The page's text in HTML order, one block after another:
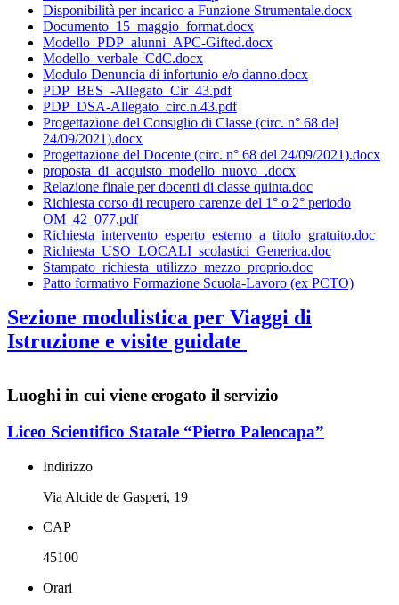
Disponibilità per incarico a Funzione Strumentale.docx
Documento_15_maggio_format.docx
Modello_PDP_alunni_APC-Gifted.docx
Modello_verbale_CdC.docx
Modulo Denuncia di infortunio e/o danno.docx
PDP_BES_-Allegato_Cir_43.pdf
PDP_DSA-Allegato_circ.n.43.pdf
Progettazione del Consiglio di Classe (circ. n° 68 del
24/09/2021).docx
Progettazione del Docente (circ. n° 68 del 24/09/2021).docx
proposta_di_acquisto_modello_nuovo_.docx
Relazione finale per docenti di classe quinta.doc
Richiesta corso di recupero carenze del 1° o 2° periodo
OM_42_077.pdf
Richiesta_intervento_esperto_esterno_a_titolo_gratuito.doc
Richiesta_USO_LOCALI_scolastici_Generica.doc
Stampato_richiesta_utilizzo_mezzo_proprio.doc
Patto formativo Formazione Scuola-Lavoro (ex PCTO)
Sezione modulistica per Viaggi di
Istruzione e visite guidate
Luoghi in cui viene erogato il servizio
Liceo Scientifico Statale “Pietro Paleocapa”
Indirizzo
Via Alcide de Gasperi, 19
CAP
45100
Orari